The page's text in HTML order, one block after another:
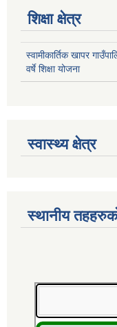
शिक्षा क्षेत्र
स्वामीकार्तिक खापर
वर्षे शिक्षा योजना
स्वास्थ्य क्षेत्र
स्थानीय